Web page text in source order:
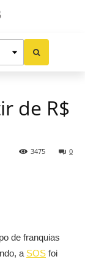
de R$
0
3475
de franquias
a SOS foi